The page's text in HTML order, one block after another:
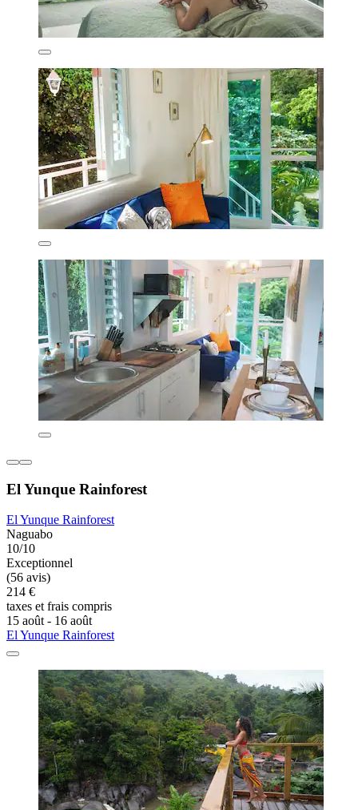
El Yunque Rainforest
El Yunque Rainforest
Naguabo
10/10
Exceptionnel
(56 avis)
214 €
taxes et frais compris
15 août - 16 août
El Yunque Rainforest